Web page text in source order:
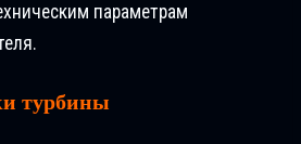
параметрам
турбины